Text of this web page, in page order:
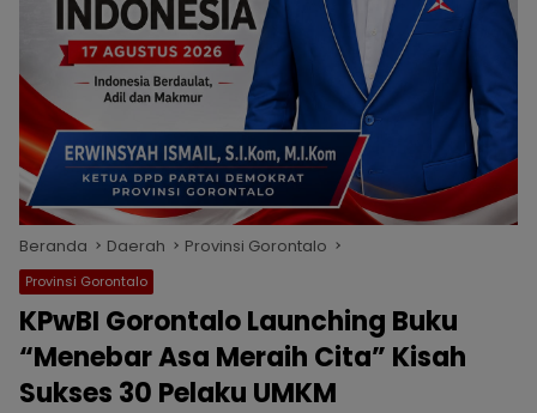
Beranda Daerah Provinsi Gorontalo
Provinsi Gorontalo
KPwBI Gorontalo Launching Buku
“Menebar Asa Meraih Cita” Kisah
Sukses 30 Pelaku UMKM